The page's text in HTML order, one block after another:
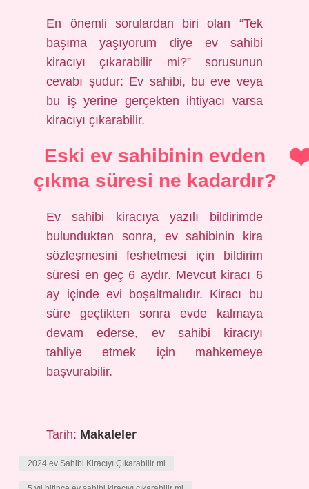
En önemli sorulardan biri olan “Tek
başıma yaşıyorum diye ev sahibi
kiracıyı çıkarabilir mi?” sorusunun
cevabı şudur: Ev sahibi, bu eve veya
bu iş yerine gerçekten ihtiyacı varsa
kiracıyı çıkarabilir.
Eski ev sahibinin evden
çıkma süresi ne kadardır?
Ev sahibi kiracıya yazılı bildirimde
bulunduktan sonra, ev sahibinin kira
sözleşmesini feshetmesi için bildirim
süresi en geç 6 aydır. Mevcut kiracı 6
ay içinde evi boşaltmalıdır. Kiracı bu
süre geçtikten sonra evde kalmaya
devam ederse, ev sahibi kiracıyı
tahliye etmek için mahkemeye
başvurabilir.
Tarih: Makaleler
2024 ev Sahibi Kiracıyı Çıkarabilir mi